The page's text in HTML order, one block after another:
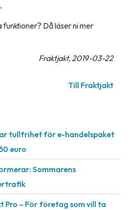
funktioner? Då läser ni mer
Fraktjakt, 2019-03-22
Till Fraktjakt
tullfrihet för e-handelspaket
euro
Sommarens
Pro – För företag som vill ta